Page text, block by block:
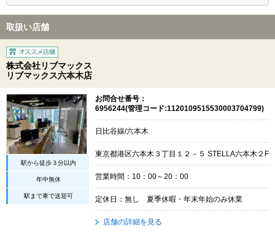
取扱い店舗
株式会社リブマックス
リブマックス六本木店
駅から徒歩３分以内
年中無休
駅まで車で送迎可
お問合せ番号：
6956244(管理コード:1120109515530003704799)
日比谷線/六本木
東京都港区六本木３丁目１２－５ STELLA六本木２F
営業時間：10：00～20：00
定休日：無し 夏季休暇・年末年始のみ休業
店舗の詳細を見る